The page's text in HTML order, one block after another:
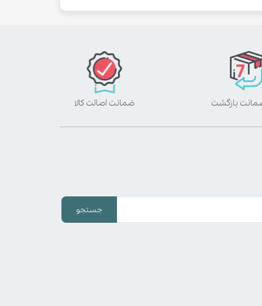
ضمانت اصالت کالا
جستجو